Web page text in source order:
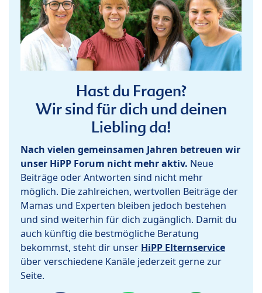
Hast du Fragen?
Wir sind für dich und deinen
Liebling da!
Nach vielen gemeinsamen Jahren betreuen wir
unser HiPP Forum nicht mehr aktiv. Neue
Beiträge oder Antworten sind nicht mehr
möglich. Die zahlreichen, wertvollen Beiträge der
Mamas und Experten bleiben jedoch bestehen
und sind weiterhin für dich zugänglich. Damit du
auch künftig die bestmögliche Beratung
bekommst, steht dir unser HiPP Elternservice
über verschiedene Kanäle jederzeit gerne zur
Seite.